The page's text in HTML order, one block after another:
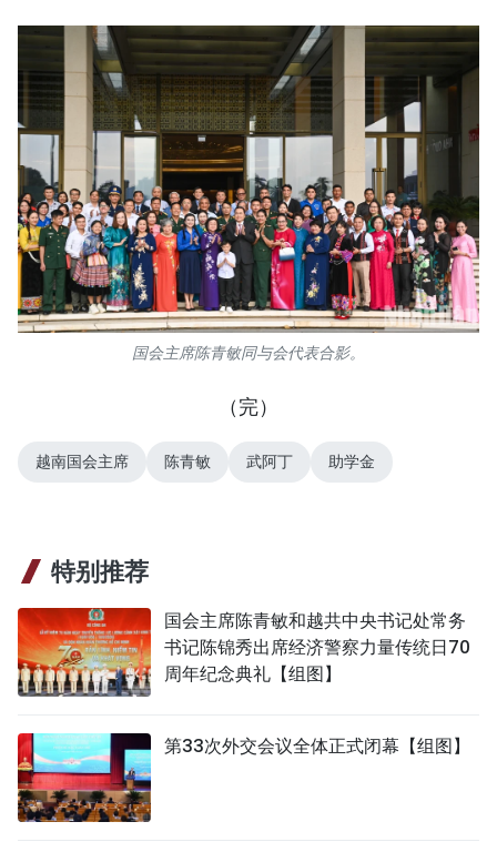
国会主席陈青敏同与会代表合影。
（完）
越南国会主席 陈青敏 武阿丁 助学金
特别推荐
国会主席陈青敏和越共中央书记处常务
书记陈锦秀出席经济警察力量传统日70
周年纪念典礼【组图】
第33次外交会议全体正式闭幕【组图】